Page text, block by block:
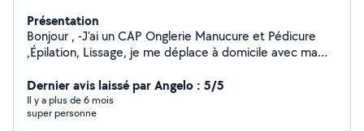
Présentation
Bonjour , -J'ai un CAP Onglerie Manucure et Pédicure
,Épilation, Lissage, je me déplace à domicile avec ma
différents gâteaux Orientales. Cdt Salma.A
Dernier avis laissé par Angelo : 5/5
Il y a plus de 6 mois
super personne